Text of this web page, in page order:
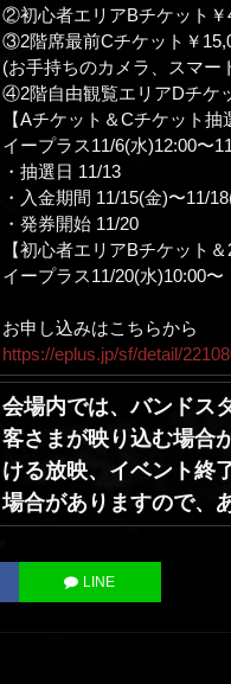
②初心者エリアBチケット￥
③2階席最前Cチケット￥
(お手持ちのカメラ、スマー
④2階自由観覧エリアDチケ
【Aチケット＆Cチケット抽
イープラス11/6(水)12:00〜
・抽選日 11/13
・入金期間 11/15(金)〜11/
・発券開始 11/20
【初心者エリアBチケット
イープラス11/20(水)10:00〜
お申し込みはこちらから
https://eplus.jp/sf/detail/
会場内では、バンドス
客さまが映り込む場合
ける放映、イベント終
場合がありますので、
LINE